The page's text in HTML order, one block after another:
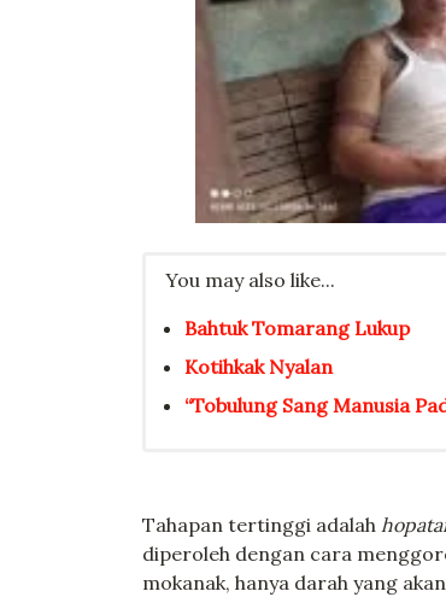
You may also like...
Bahtuk Tomarang Lukup
Kotihkak Nyalan
“Tobulung Sang Manusia
Tahapan tertinggi adalah
diperoleh dengan cara
mokanak, hanya darah yang